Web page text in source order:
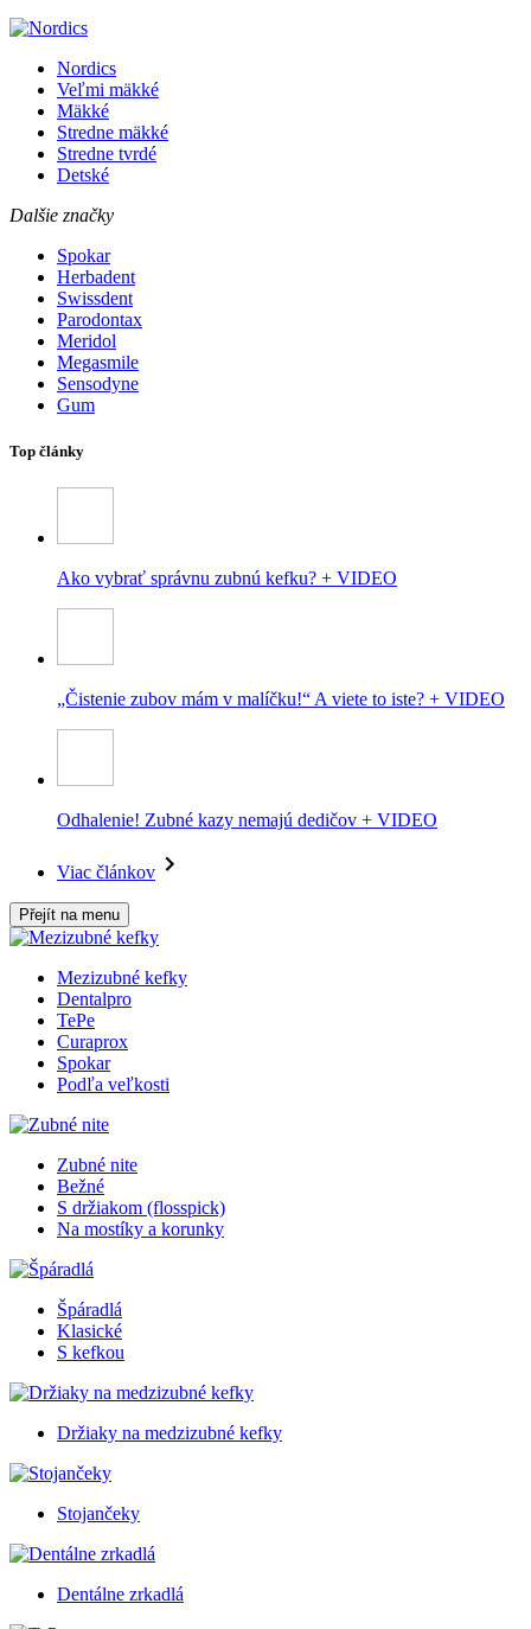
Nordics
Veľmi mäkké
Mäkké
Stredne mäkké
Stredne tvrdé
Detské
Dalšie značky
Spokar
Herbadent
Swissdent
Parodontax
Meridol
Megasmile
Sensodyne
Gum
Top články
Ako vybrať správnu zubnú kefku? + VIDEO
„Čistenie zubov mám v malíčku!“ A viete to iste? + VIDEO
Odhalenie! Zubné kazy nemajú dedičov + VIDEO
Viac článkov
Přejít na menu
Mezizubné kefky
Dentalpro
TePe
Curaprox
Spokar
Podľa veľkosti
Zubné nite
Bežné
S držiakom (flosspick)
Na mostíky a korunky
Špáradlá
Klasické
S kefkou
Držiaky na medzizubné kefky
Stojančeky
Dentálne zrkadlá